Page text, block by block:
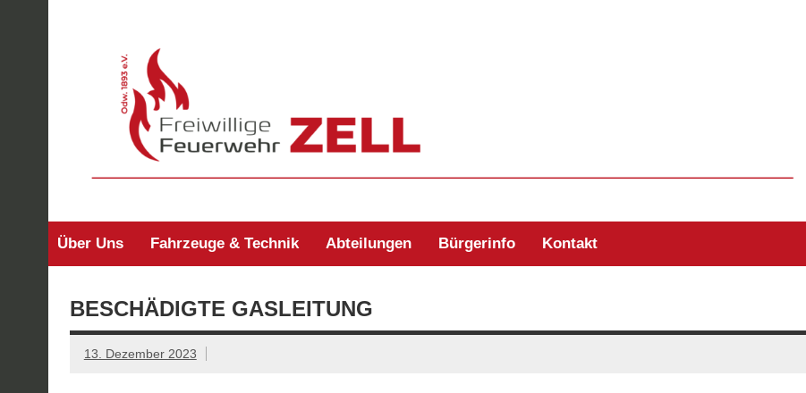
Über Uns Fahrzeuge & Technik Abteilungen Bürgerinfo Kontakt
BESCHÄDIGTE GASLEITUNG
13. Dezember 2023